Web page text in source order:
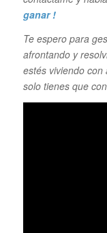
ganar !
Te espero para
afrontando y
estés viviendo con
solo tienes que